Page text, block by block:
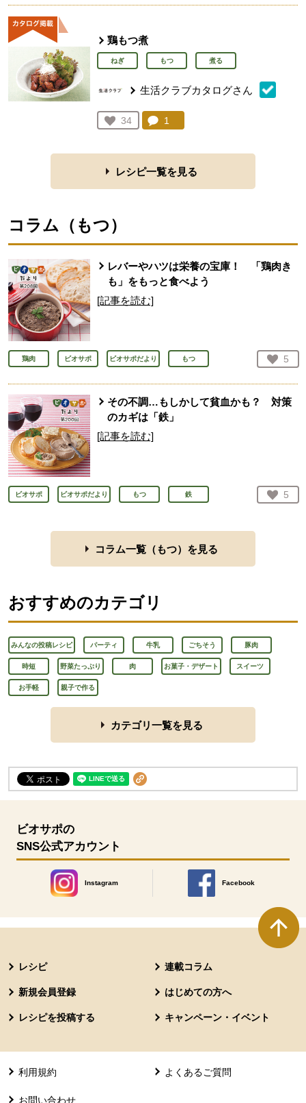
鶏もつ煮
ねぎ もつ 煮る
生活クラブカタログさん
お気に入り登録：
34
人が登録
コメント：
1
レシピ一覧を見る
コラム（ もつ）
レバーやハツは栄養の宝庫！ 「鶏肉き
も」をもっと食べよう
[記事を読む]
鶏肉 ビオサポ ビオサポだより もつ お気
5
人
その不調…もしかして貧血かも？ 対策
のカギは「鉄」
[記事を読む]
ビオサポ ビオサポだより もつ 鉄 お気
5
人
コラム一覧（もつ）を見る
おすすめのカテゴリ
みんなの投稿レシピ パーティ 牛乳 ごちそう 豚肉
時短 野菜たっぷり 肉 お菓子・デザート スイーツ
お手軽 親子で作る
カテゴリ一覧を見る
ビオサポの
SNS公式アカウント
Instagram
別のウィンドウで開きます。
Facebook
別のウィンドウで開きます
レシピ 連載コラム
新規会員登録 はじめての方へ
レシピを投稿する キャンペーン・イベント
利用規約 よくあるご質問
お問い合わせ